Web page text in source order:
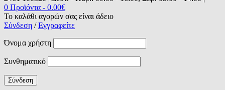
0 Προϊόντα - 0.00€
Το καλάθι αγορών σας είναι άδειο
Σύνδεση /Εγγραφείτε
Όνομα χρήστη
Συνθηματικό